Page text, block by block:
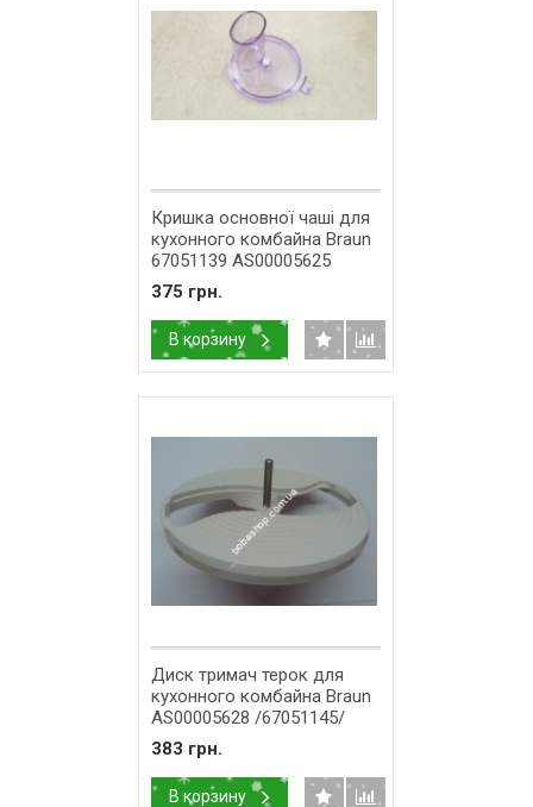
Кришка основної чаші для
кухонного комбайна Braun
67051139 AS00005625
375 грн.
В корзину
Диск тримач терок для
кухонного комбайна Braun
AS00005628 /67051145/
383 грн.
В корзину